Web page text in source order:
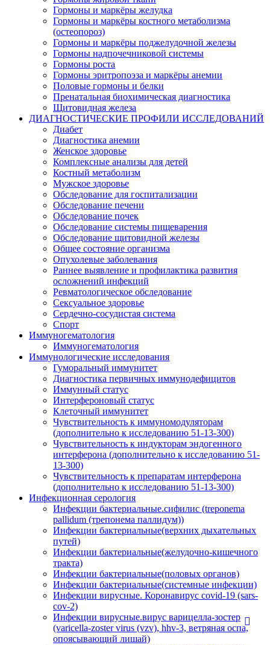
Гормоны и маркёры желудка
Гормоны и маркёры костного метаболизма
(остеопороз)
Гормоны и маркёры поджелудочной железы
Гормоны надпочечниковой системы
Гормоны роста
Гормоны эритропоэза и маркёры анемии
Половые гормоны и белки
Пренатальная биохимическая диагностика
Щитовидная железа
ДИАГНОСТИЧЕСКИЕ ПРОФИЛИ ИССЛЕДОВАНИЙ
Диабет
Диагностика анемии
Женское здоровье
Комплексные анализы для детей
Костный метаболизм
Мужское здоровье
Обследование для госпитализации
Обследование печени
Обследование почек
Обследование системы пищеварения
Обследование щитовидной железы
Общее состояние организма
Опухолевые заболевания
Раннее выявление и профилактика развития
осложнений инфекций
Ревматологическое обследование
Сексуальное здоровье
Сердечно-сосудистая система
Спорт
Иммуногематология
Иммуногематология
Иммунологические исследования
Гуморальный иммунитет
Диагностика первичных иммунодефицитов
Иммунный статус
Интерфероновый статус
Клеточный иммунитет
Чувствительность к иммуномодуляторам
(дополнительно к исследованию 51-13-300)
Чувствительность к индукторам эндогенного
интерферона (дополнительно к исследованию 51-
13-300)
Чувствительность к препаратам интерферона
(дополнительно к исследованию 51-13-300)
Инфекционная серология
Инфекции бактериальные.сифилис (treponema
pallidum (трепонема паллидум))
Инфекции бактериальные(верхних дыхательных
путей)
Инфекции бактериальные(желудочно-кишечного
тракта)
Инфекции бактериальные(половых органов)
Инфекции бактериальные(системные инфекции)
Инфекции вирусные. Коронавирус covid-19 (sars-
cov-2)
Инфекции вирусные.вирус варицелла-зостер
(varicella-zoster virus (vzv), hhv-3, ветряная оспа,
опоясывающий лишай)